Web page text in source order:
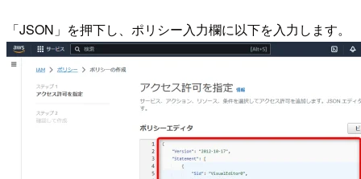
「JSON」を押下し、ポリシー入力欄に以下を入力します。